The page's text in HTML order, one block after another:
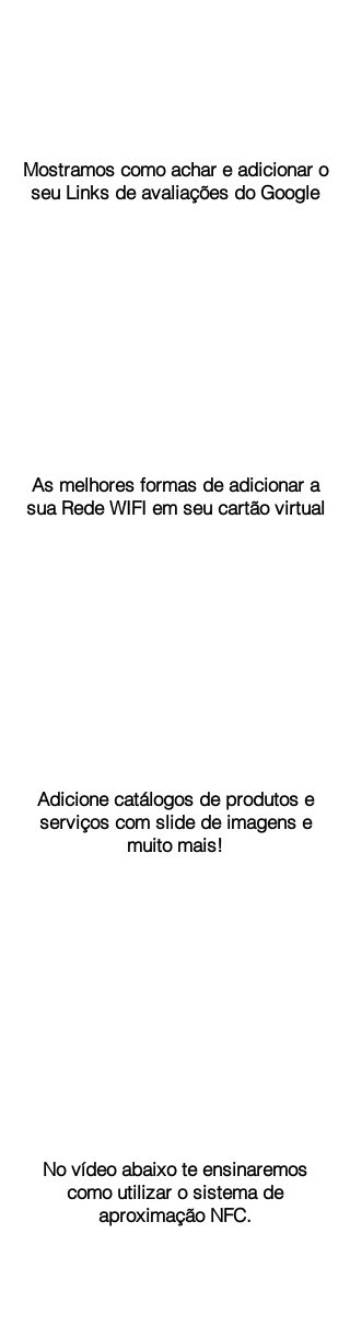
Mostramos como achar e adicionar o
seu Links de avaliações do Google
As melhores formas de adicionar a
sua Rede WIFI em seu cartão virtual
Adicione catálogos de produtos e
serviços com slide de imagens e
muito mais!
No vídeo abaixo te ensinaremos
como utilizar o sistema de
aproximação NFC.